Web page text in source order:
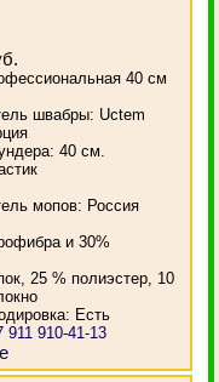
40 см
швабры: Uctem
40 см.
мопов: Россия
и 30%
25 % полиэстер, 10
Есть
911 910-41-13